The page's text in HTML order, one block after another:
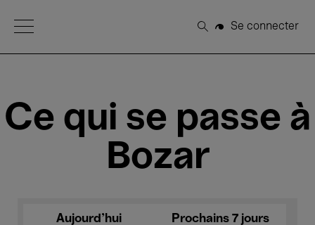
Open Menu
Rechercher
Se connecter
Ce qui se passe à
Bozar
Aujourd'hui Prochains 7 jours